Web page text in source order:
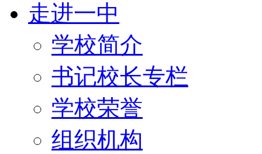
走进一中
学校简介
书记校长专栏
学校荣誉
组织机构